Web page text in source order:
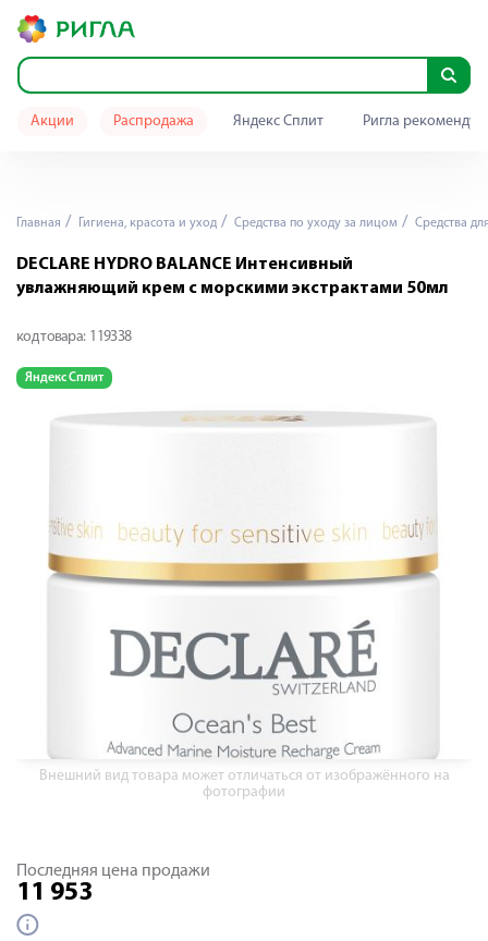
Акции Распродажа Яндекс Сплит Ригла
Главная Гигиена, красота и уход Средства по уходу за лицом Средства
DECLARE HYDRO BALANCE Интенсивный
увлажняющий крем с морскими экстрактами 50мл
код товара: 119338
Яндекс Сплит
Внешний вид товара может отличаться от изображённого на
фотографии
Последняя цена продажи
11 953